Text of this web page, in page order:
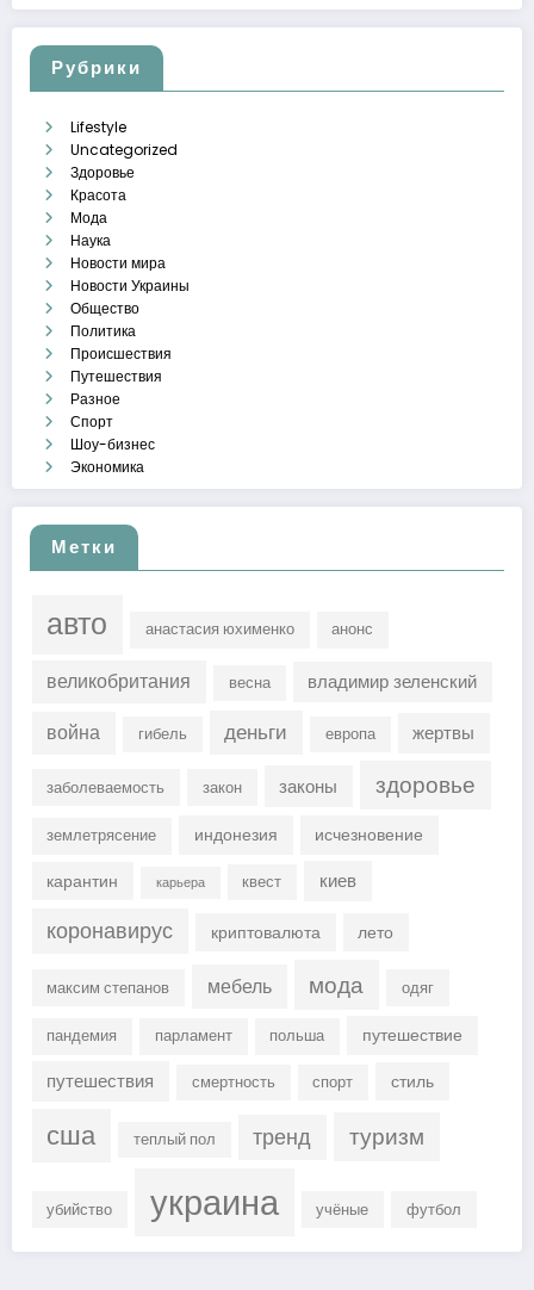
Рубрики
Lifestyle
Uncategorized
Здоровье
Красота
Мода
Наука
Новости мира
Новости Украины
Общество
Политика
Происшествия
Путешествия
Разное
Спорт
Шоу-бизнес
Экономика
Метки
авто анастасия юхименко анонс
великобритания весна владимир зеленский
война гибель деньги европа жертвы
заболеваемость закон законы здоровье
землетрясение индонезия
исчезновение
карантин
карьера квест киев
коронавирус криптовалюта лето
максим степанов мебель мода одяг
пандемия парламент польша путешествие
путешествия смертность спорт стиль
сша теплый пол тренд туризм
убийство украина учёные футбол